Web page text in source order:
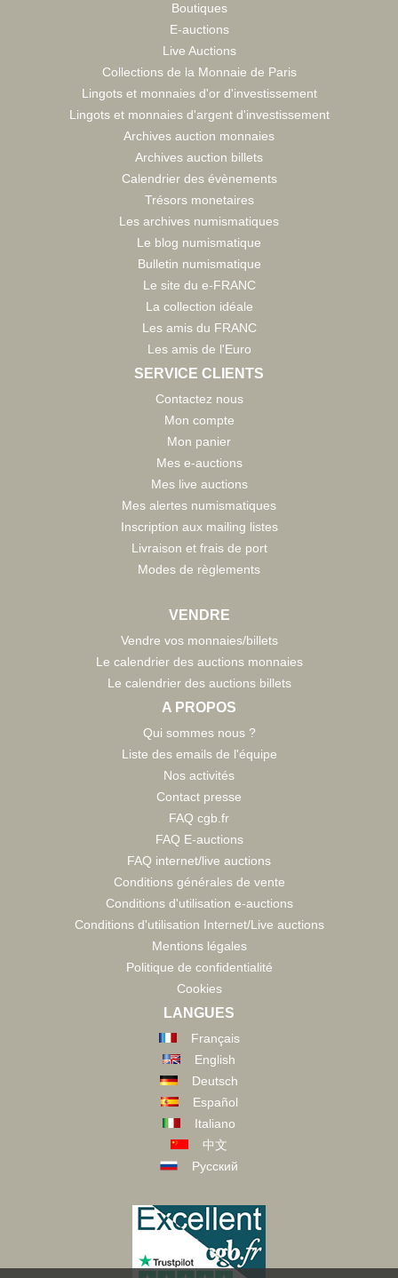
Boutiques
E-auctions
Live Auctions
Collections de la Monnaie de Paris
Lingots et monnaies d'or d'investissement
Lingots et monnaies d'argent d'investissement
Archives auction monnaies
Archives auction billets
Calendrier des évènements
Trésors monetaires
Les archives numismatiques
Le blog numismatique
Bulletin numismatique
Le site du e-FRANC
La collection idéale
Les amis du FRANC
Les amis de l'Euro
SERVICE CLIENTS
Contactez nous
Mon compte
Mon panier
Mes e-auctions
Mes live auctions
Mes alertes numismatiques
Inscription aux mailing listes
Livraison et frais de port
Modes de règlements
VENDRE
Vendre vos monnaies/billets
Le calendrier des auctions monnaies
Le calendrier des auctions billets
A PROPOS
Qui sommes nous ?
Liste des emails de l'équipe
Nos activités
Contact presse
FAQ cgb.fr
FAQ E-auctions
FAQ internet/live auctions
Conditions générales de vente
Conditions d'utilisation e-auctions
Conditions d'utilisation Internet/Live auctions
Mentions légales
Politique de confidentialité
Cookies
LANGUES
Français
English
Deutsch
Español
Italiano
中文
Русский